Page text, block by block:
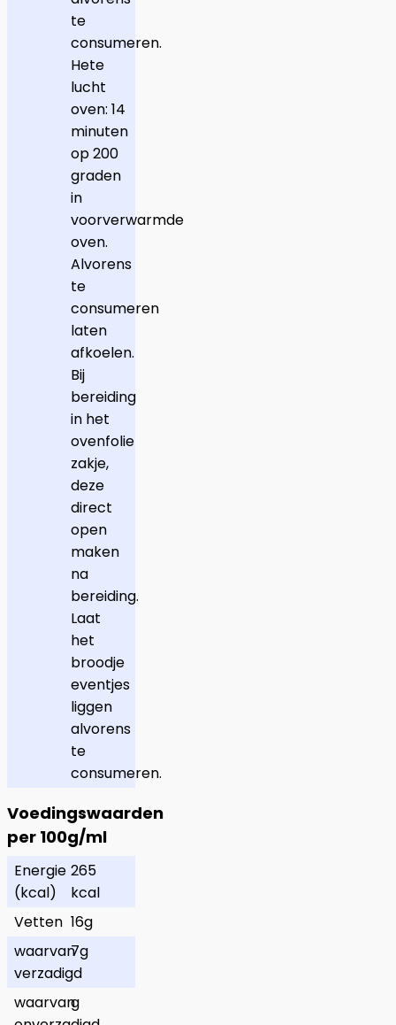
te
consumeren.
Hete
lucht
oven: 14
minuten
op 200
graden
in
voorverwarmde
oven.
Alvorens
te
consumeren
laten
afkoelen.
Bij
bereiding
in het
ovenfolie
zakje,
deze
direct
open
maken
na
bereiding.
Laat
het
broodje
eventjes
liggen
alvorens
te
consumeren.
Voedingswaarden
per 100g/ml
Energie
(kcal)
265
kcal
Vetten 16g
waarvan
verzadigd
7g
waarvang